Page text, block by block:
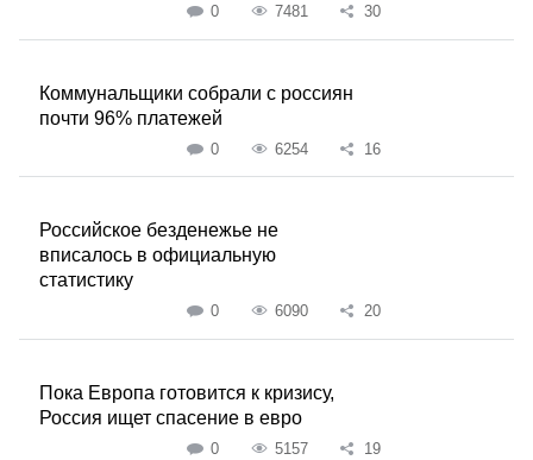
0 7481 30
Коммунальщики собрали с россиян
почти 96% платежей
0 6254 16
Российское безденежье не
вписалось в официальную
статистику
0 6090 20
Пока Европа готовится к кризису,
Россия ищет спасение в евро
0 5157 19